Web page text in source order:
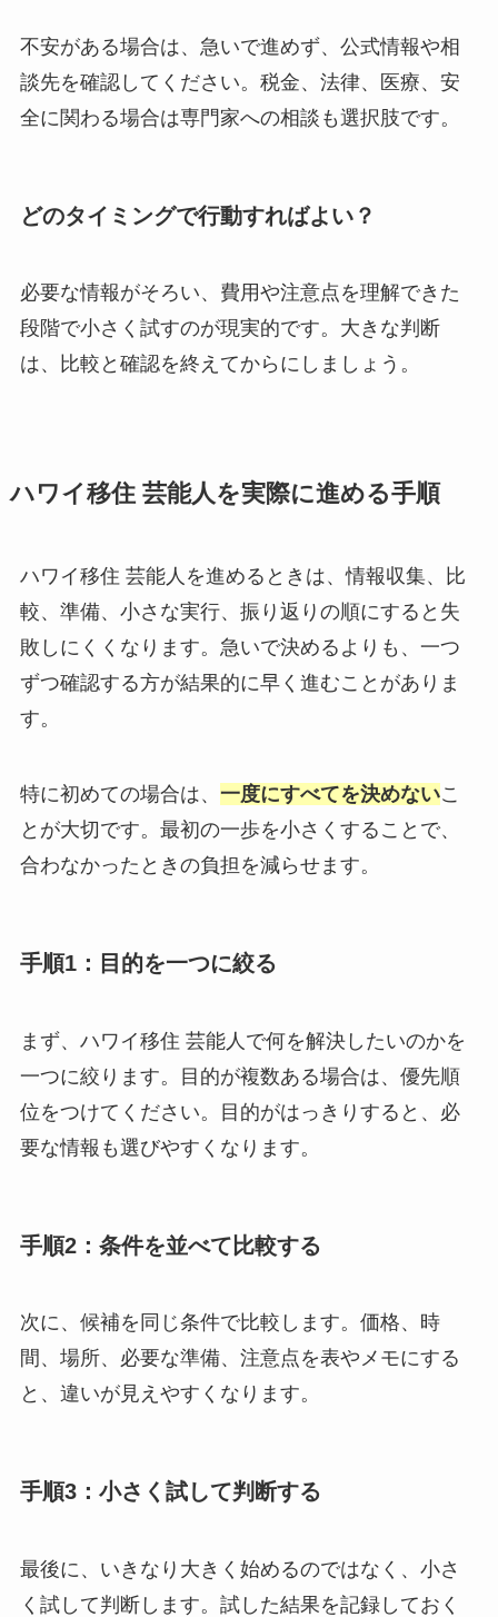
不安がある場合は、急いで進めず、公式情報や相
談先を確認してください。税金、法律、医療、安
全に関わる場合は専門家への相談も選択肢です。
どのタイミングで行動すればよい？
必要な情報がそろい、費用や注意点を理解できた
段階で小さく試すのが現実的です。大きな判断
は、比較と確認を終えてからにしましょう。
ハワイ移住 芸能人を実際に進める手順
ハワイ移住 芸能人を進めるときは、情報収集、比
較、準備、小さな実行、振り返りの順にすると失
敗しにくくなります。急いで決めるよりも、一つ
ずつ確認する方が結果的に早く進むことがありま
す。
特に初めての場合は、 一度にすべてを決めないこ
とが大切です。最初の一歩を小さくすることで、
合わなかったときの負担を減らせます。
手順1：目的を一つに絞る
まず、ハワイ移住 芸能人で何を解決したいのかを
一つに絞ります。目的が複数ある場合は、優先順
位をつけてください。目的がはっきりすると、必
要な情報も選びやすくなります。
手順2：条件を並べて比較する
次に、候補を同じ条件で比較します。価格、時
間、場所、必要な準備、注意点を表やメモにする
と、違いが見えやすくなります。
手順3：小さく試して判断する
最後に、いきなり大きく始めるのではなく、小さ
く試して判断します。試した結果を記録しておく